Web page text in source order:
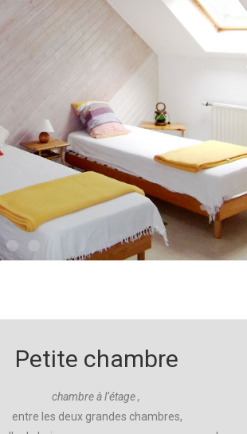
Petite chambre
chambre à l’étage ,
entre les deux grandes chambres,